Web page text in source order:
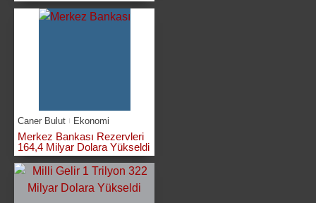
Caner Bulut Ekonomi
Merkez Bankası Rezervleri
164,4 Milyar Dolara Yükseldi